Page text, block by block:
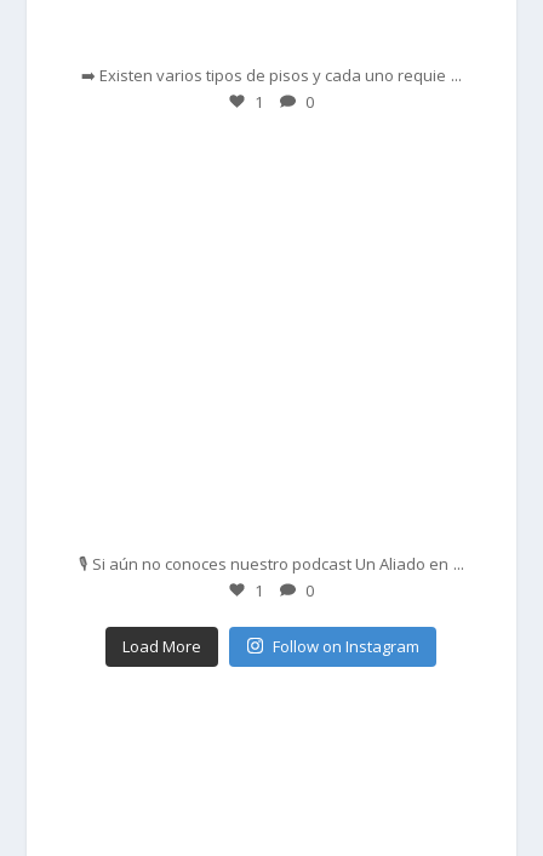
➡️ Existen varios tipos de pisos y cada uno requie ...
1 0
🎙️ Si aún no conoces nuestro podcast Un Aliado en ...
1 0
Load More Follow on Instagram